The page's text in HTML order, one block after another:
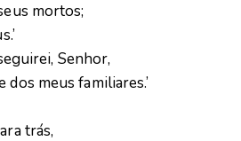
mortos;
Senhor,
meus familiares.’
trás,